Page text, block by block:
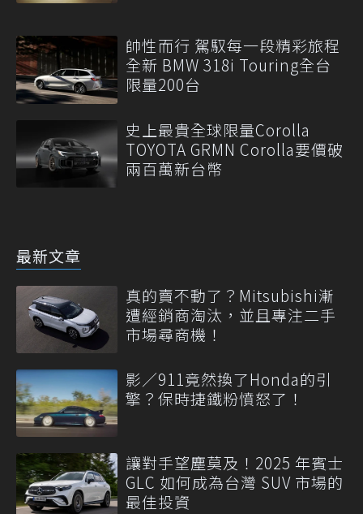
帥性而行 駕馭每一段精彩旅程
全新 BMW 318i Touring全台
限量200台
史上最貴全球限量Corolla
TOYOTA GRMN Corolla要價破
兩百萬新台幣
最新文章
真的賣不動了？Mitsubishi漸
遭經銷商淘汰，並且專注二手
市場尋商機！
影／911竟然換了Honda的引
擎？保時捷鐵粉憤怒了！
讓對手望塵莫及！2025 年賓士
GLC 如何成為台灣 SUV 市場的
最佳投資